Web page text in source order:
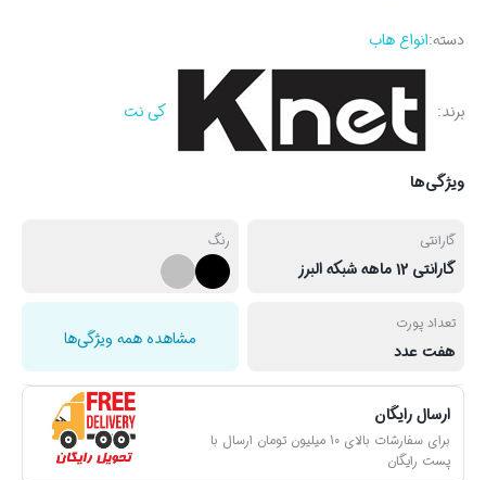
دسته:انواع هاب
برند: کی نت
ویژگی‌ها
گارانتی
گارانتی 12 ماهه شبکه البرز
رنگ
تعداد پورت‌
هفت عدد
مشاهده همه ویژگی‌ها
ارسال رایگان
برای سفارشات بالای 10 میلیون تومان ارسال با
پست رایگان